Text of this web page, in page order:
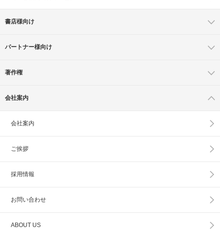
書店様向け
パートナー様向け
著作権
会社案内
会社案内
ご挨拶
採用情報
お問い合わせ
ABOUT US